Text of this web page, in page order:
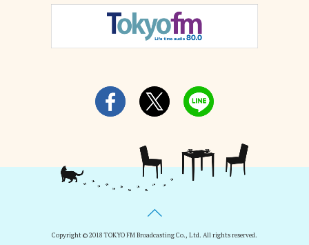
Copyright © 2018 TOKYO FM Broadcasting Co., Ltd. All rights reserved.